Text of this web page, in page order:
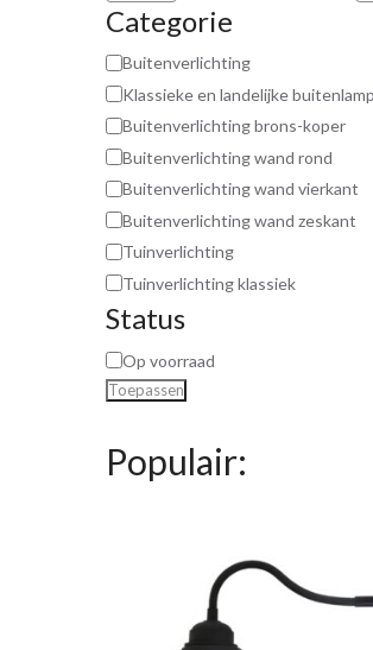
Categorie
Buitenverlichting
Klassieke en landelijke
Buitenverlichting brons-koper
Buitenverlichting wand rond
Buitenverlichting wand vierkant
Buitenverlichting wand zeskant
Tuinverlichting
Tuinverlichting klassiek
Status
Op voorraad
Toepassen
Populair: